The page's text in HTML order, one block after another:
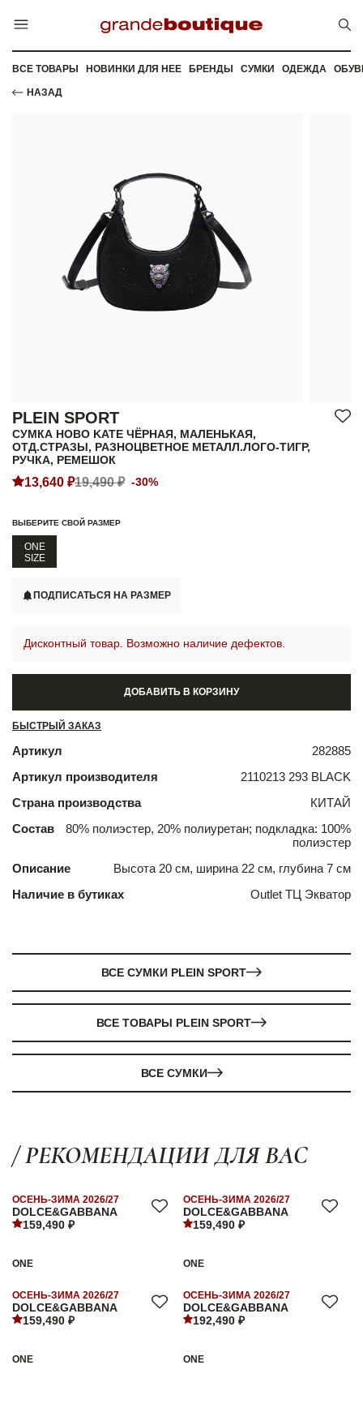
ВСЕ ТОВАРЫ НОВИНКИ ДЛЯ НЕЕ БРЕНДЫ СУМКИ ОДЕЖДА
НАЗАД
PLEIN SPORT
СУМКА HOBO KATE ЧЁРНАЯ, МАЛЕНЬКАЯ,
ОТД.СТРАЗЫ, РАЗНОЦВЕТНОЕ МЕТАЛЛ.ЛОГО-ТИГР,
РУЧКА, РЕМЕШОК
13,640 ₽19,490 ₽ -30%
ВЫБЕРИТЕ СВОЙ РАЗМЕР
ONE
SIZE
ПОДПИСАТЬСЯ НА РАЗМЕР
Дисконтный товар. Возможно наличие дефектов.
ДОБАВИТЬ В КОРЗИНУ
БЫСТРЫЙ ЗАКАЗ
Артикул
282885
Артикул производителя
2110213 293 BLACK
Страна производства
КИТАЙ
Состав
80% полиэстер, 20% полиуретан; подкладка: 100%
полиэстер
Описание
Высота 20 см, ширина 22 см, глубина 7 см
Наличие в бутиках
Outlet ТЦ Экватор
ВСЕ СУМКИ PLEIN SPORT
ВСЕ ТОВАРЫ PLEIN SPORT
ВСЕ СУМКИ
/ РЕКОМЕНДАЦИИ ДЛЯ ВАС
DOLCE&GABBANA
ОСЕНЬ-ЗИМА 2026/27
159,490 ₽
ONE
DOLCE&GABBANA
ОСЕНЬ-ЗИМА 2026/27
159,490 ₽
ONE
DOLCE&GABBANA
ОСЕНЬ-ЗИМА 2026/27
159,490 ₽
ONE
DOLCE&GABBANA
ОСЕНЬ-ЗИМА 2026/27
192,490 ₽
ONE